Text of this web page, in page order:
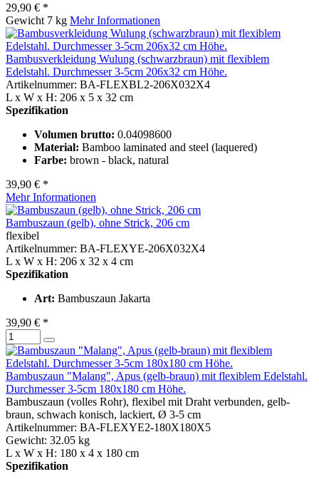
29,90 € *
Gewicht 7 kg Mehr Informationen
Bambusverkleidung Wulung (schwarzbraun) mit flexiblem
Edelstahl. Durchmesser 3-5cm 206x32 cm Höhe.
Artikelnummer: BA-FLEXBL2-206X032X4
L x W x H: 206 x 5 x 32 cm
Spezifikation
Volumen brutto: 0.04098600
Material: Bamboo laminated and steel (laquered)
Farbe: brown - black, natural
39,90 € *
Mehr Informationen
Bambuszaun (gelb), ohne Strick, 206 cm
flexibel
Artikelnummer: BA-FLEXYE-206X032X4
L x W x H: 206 x 32 x 4 cm
Spezifikation
Art: Bambuszaun Jakarta
39,90 € *
Bambuszaun "Malang", Apus (gelb-braun) mit flexiblem Edelstahl.
Durchmesser 3-5cm 180x180 cm Höhe.
Bambuszaun (volles Rohr), flexibel mit Draht verbunden, gelb-
braun, schwach konisch, lackiert, Ø 3-5 cm
Artikelnummer: BA-FLEXYE2-180X180X5
Gewicht: 32.05 kg
L x W x H: 180 x 4 x 180 cm
Spezifikation